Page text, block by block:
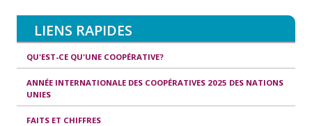
LIENS RAPIDES
QU'EST-CE QU'UNE COOPÉRATIVE?
ANNÉE INTERNATIONALE DES COOPÉRATIVES 2025 DES NATIONS
UNIES
FAITS ET CHIFFRES